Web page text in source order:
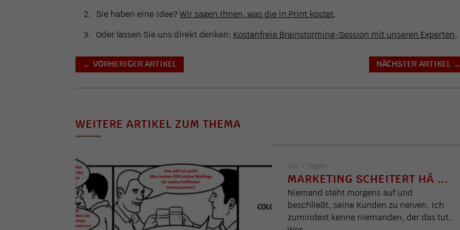
Sie haben eine Idee? Wir sagen Ihnen, was die in Print kostet.
Oder lassen Sie uns direkt denken: Kostenfreie Brainstorming-Session mit unseren Experten.
← VORHERIGER ARTIKEL NÄCHSTER ARTIKEL
WEITERE ARTIKEL ZUM THEMA
Vor 7 Tagen
MARKETING SCHEITERT HÄ ...
Niemand steht morgens auf und
beschließt, seine Kunden zu nerven. Ich
zumindest kenne niemanden, der das tut.